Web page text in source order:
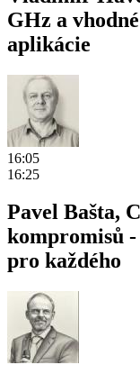
GHz a
aplikácie
16:05
16:25
Pavel Bašta,
kompromisů
pro každého